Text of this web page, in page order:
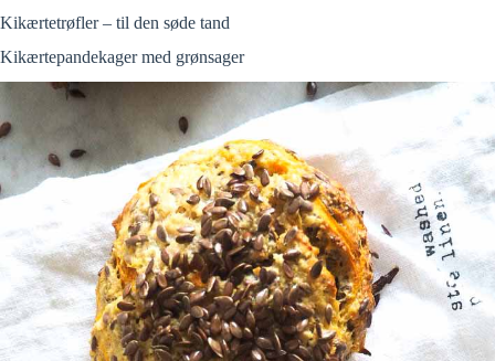
Kikærtetrøfler – til den søde tand
Kikærtepandekager med grønsager